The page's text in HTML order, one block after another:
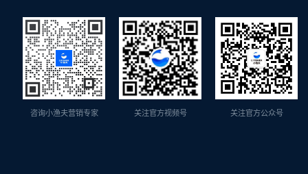
咨询小渔夫营销专家 关注官方视频号 关注官方公众号